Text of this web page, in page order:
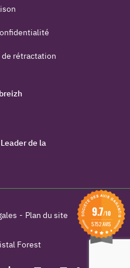
rétractation
de la
Plan du site
Forest
9.7/10
5752 AVIS